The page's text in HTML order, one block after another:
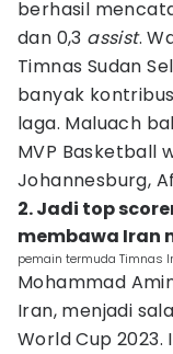
berhasil
dan 0,3 assist.
Timnas Sudan
banyak
laga. Maluach
MVP Basketball
Johannesburg,
2. Jadi top
membawa Iran
pemain termuda Timnas
Mohammad
Iran, menjadi
World Cup